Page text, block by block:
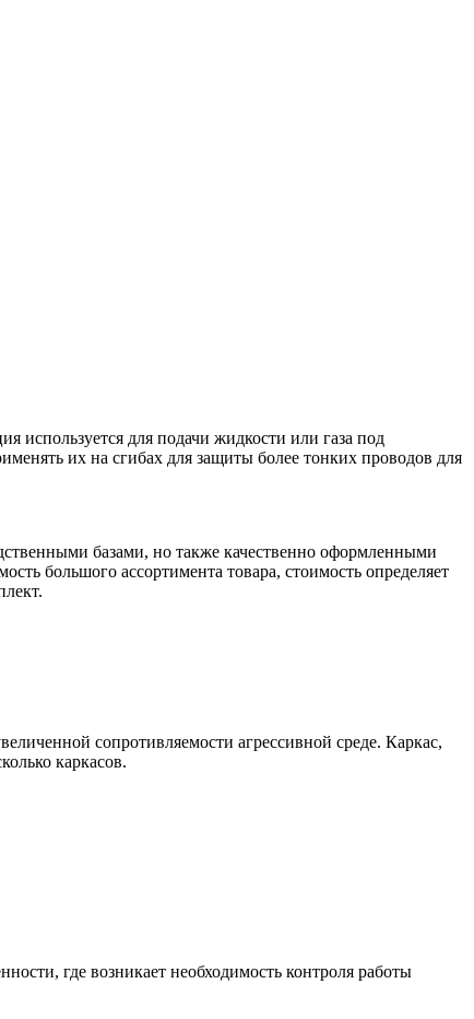
используется для подачи жидкости или газа под
их на сгибах для защиты более тонких проводов для
базами, но также качественно оформленными
большого ассортимента товара, стоимость определяет
сопротивляемости агрессивной среде. Каркас,
каркасов.
где возникает необходимость контроля работы